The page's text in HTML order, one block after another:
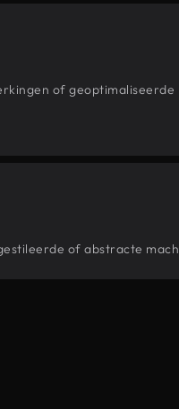
of geoptimaliseerde
of abstracte